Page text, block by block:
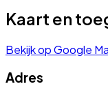
Kaart en
Bekijk op Google
Adres